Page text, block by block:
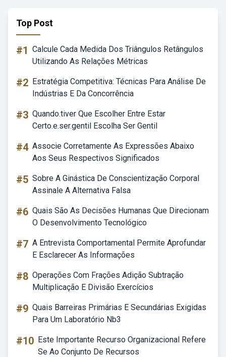
Top Post
#1 Calcule Cada Medida Dos Triângulos Retângulos
Utilizando As Relações Métricas
#2 Estratégia Competitiva: Técnicas Para Análise De
Indústrias E Da Concorrência
#3 Quando.tiver Que Escolher Entre Estar
Certo.e.ser.gentil Escolha Ser Gentil
#4 Associe Corretamente As Expressões Abaixo
Aos Seus Respectivos Significados
#5 Sobre A Ginástica De Conscientização Corporal
Assinale A Alternativa Falsa
#6 Quais São As Decisões Humanas Que Direcionam
O Desenvolvimento Tecnológico
#7 A Entrevista Comportamental Permite Aprofundar
E Esclarecer As Informações
#8 Operações Com Frações Adição Subtração
Multiplicação E Divisão Exercícios
#9 Quais Barreiras Primárias E Secundárias Exigidas
Para Um Laboratório Nb3
#10 Este Importante Recurso Organizacional Refere
Se Ao Conjunto De Recursos